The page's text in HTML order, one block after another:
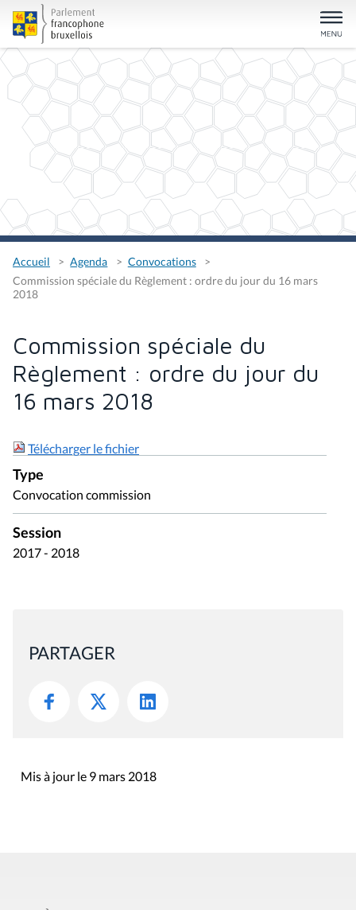
Accueil Agenda
Convocations
Commission spéciale du Règlement : ordre du jour du 16 mars
2018
Commission spéciale du
Règlement : ordre du jour du
16 mars 2018
Télécharger le fichier
Type
Convocation commission
Session
2017 - 2018
PARTAGER
Mis à jour le 9 mars 2018